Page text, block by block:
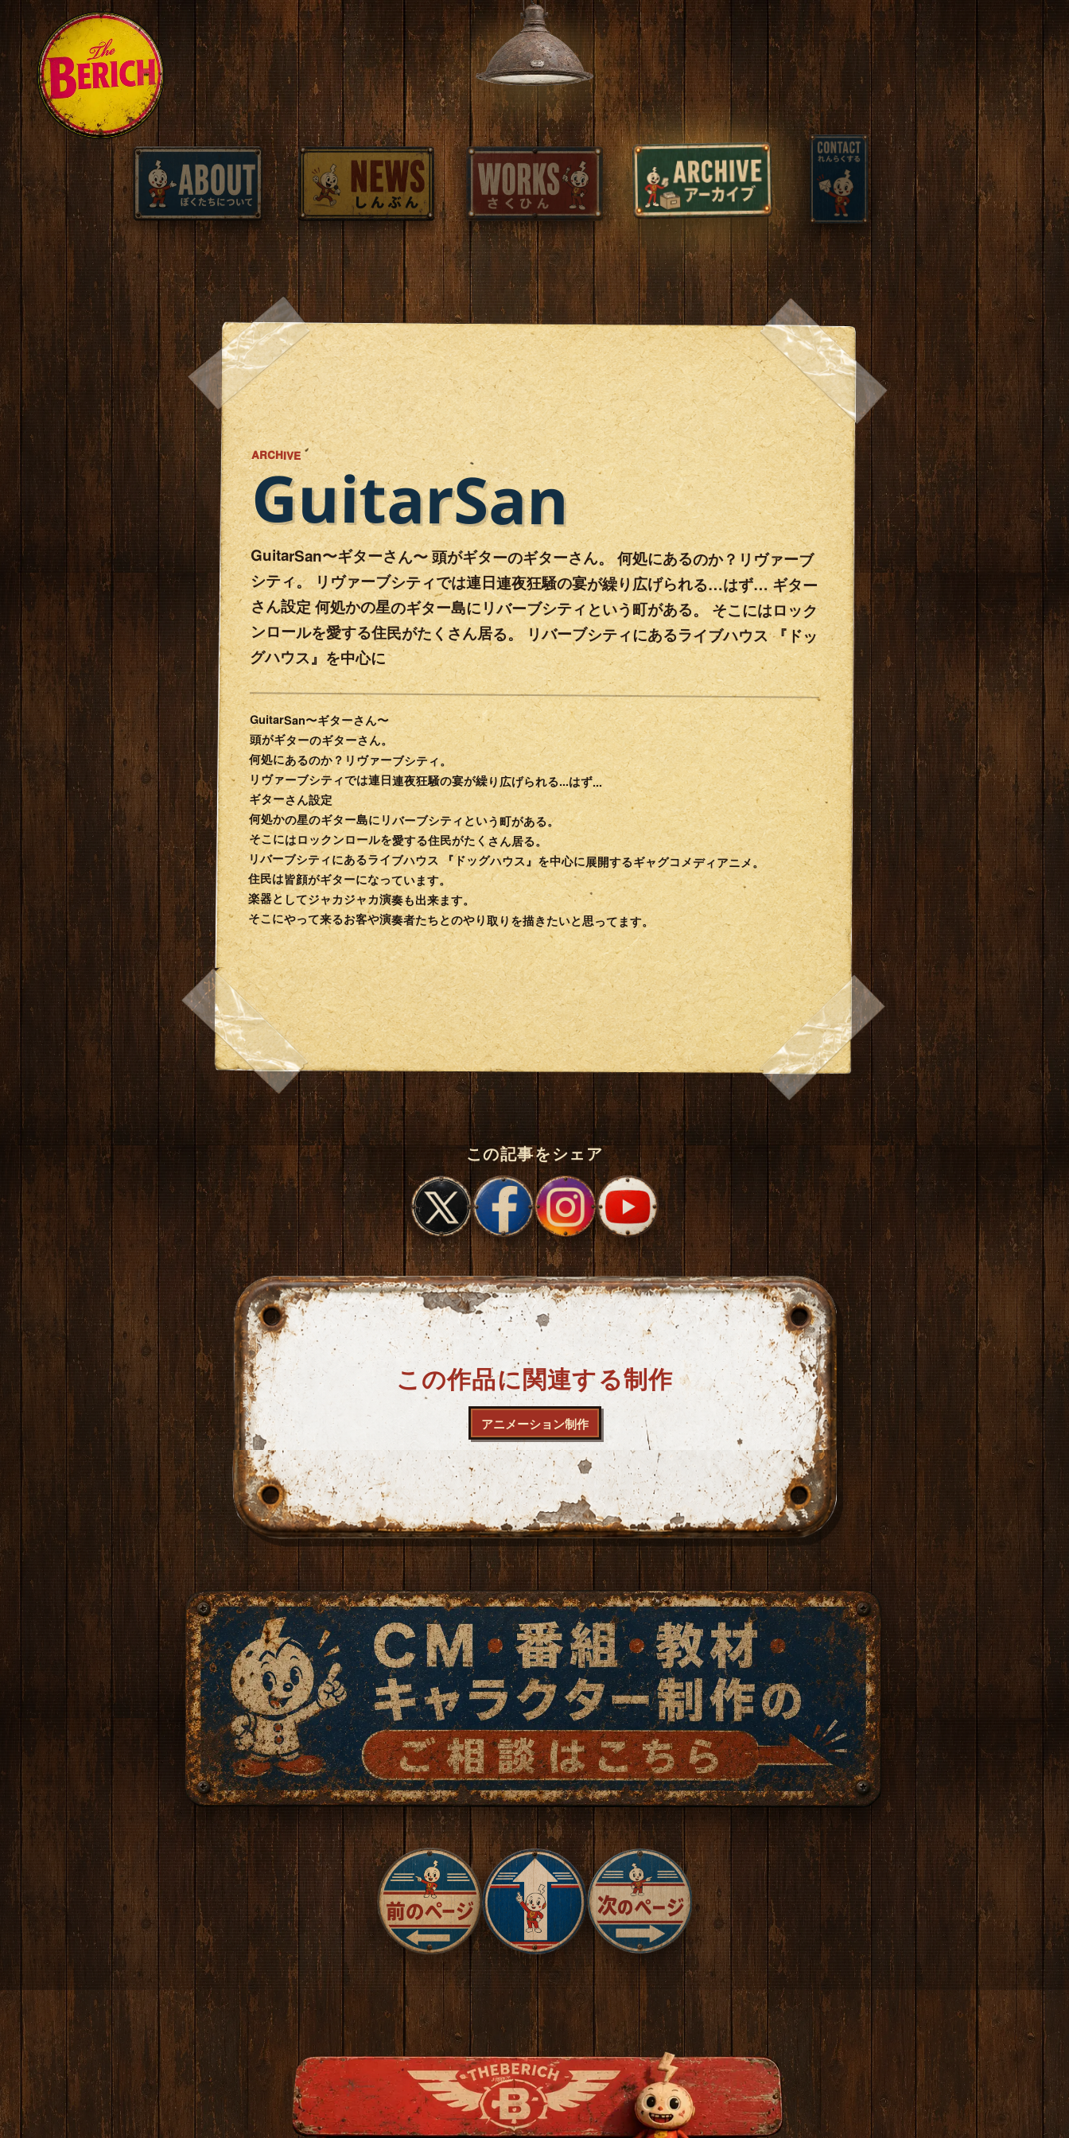
ARCHIVE
GuitarSan
GuitarSan〜ギターさん〜 頭がギターのギターさん。 何処にあるのか？リヴァーブ
シティ。 リヴァーブシティでは連日連夜狂騒の宴が繰り広げられる…は­ず… ギター
さん設定 何処かの星のギター島にリバーブシティという町がある。 そこにはロック
ンロールを愛する住民がたくさん居る。 リバーブシティにあるライブハウス 『ドッ
グハウス』を中心に
GuitarSan〜ギターさん〜
頭がギターのギターさん。
何処にあるのか？リヴァーブシティ。
リヴァーブシティでは連日連夜狂騒の宴が繰り広げられる...は­ず...
ギターさん設定
何処かの星のギター島にリバーブシティという町がある。
そこにはロックンロールを愛する住民がたくさん居る。
リバーブシティにあるライブハウス 『ドッグハウス』を中心に展開するギャグコメディアニメ。
住民は皆顔がギターになっています。
楽器としてジャカジャカ演奏も出来ます。
そこにやって来るお客や演奏者たちとのやり取りを描きたいと思ってます。
この記事をシェア
この作品に関連する制作
アニメーション制作
サイト内を検索